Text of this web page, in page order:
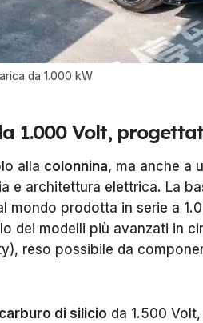
da 1.000 kW
1.000 Volt,
alla colonnina, ma anche a
e architettura elettrica. La
mondo prodotta in serie a
dei modelli più avanzati in
reso possibile da
carburo di silicio da 1.500